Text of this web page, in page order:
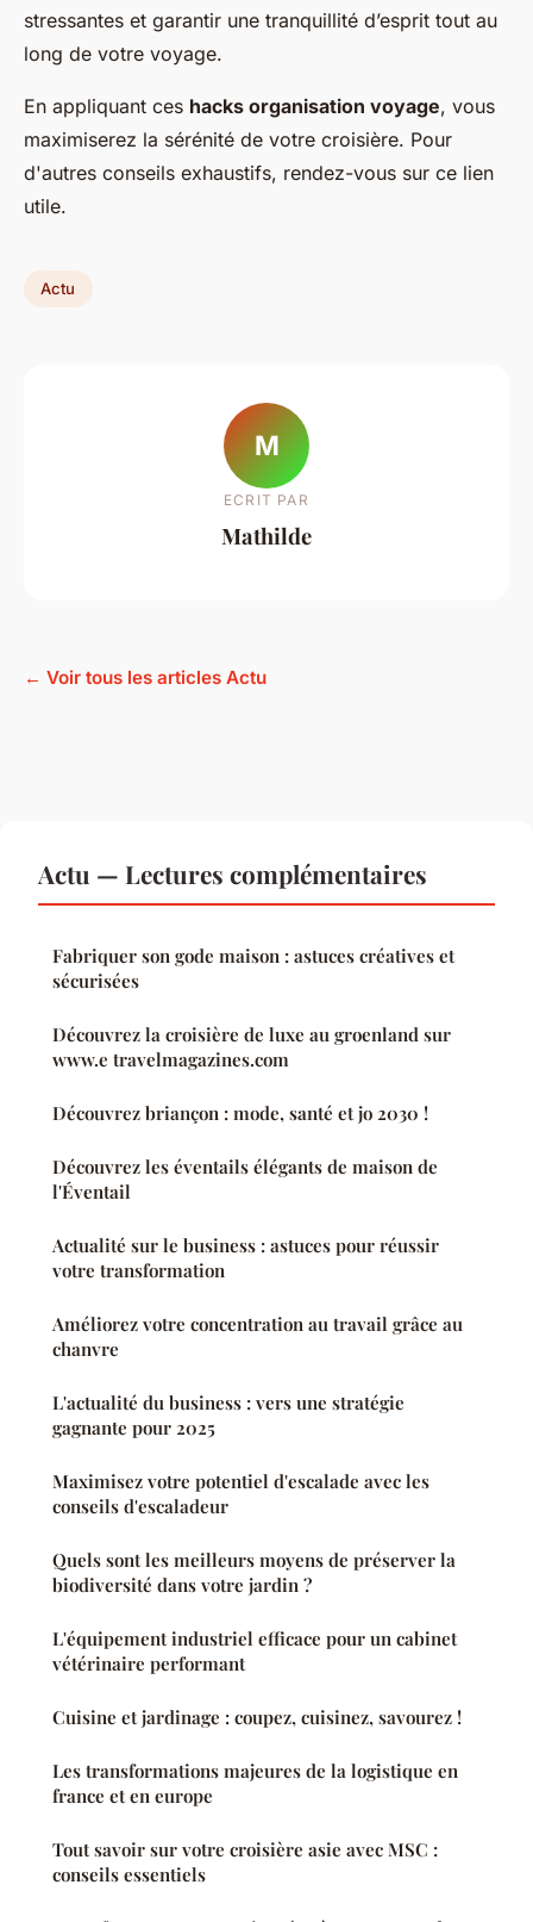
stressantes et garantir une tranquillité d’esprit tout au
long de votre voyage.
En appliquant ces hacks organisation voyage, vous
maximiserez la sérénité de votre croisière. Pour
d'autres conseils exhaustifs, rendez-vous sur ce lien
utile.
Actu
M
ECRIT PAR
Mathilde
← Voir tous les articles Actu
Actu — Lectures complémentaires
Fabriquer son gode maison : astuces créatives et
sécurisées
Découvrez la croisière de luxe au groenland sur
www.e travelmagazines.com
Découvrez briançon : mode, santé et jo 2030 !
Découvrez les éventails élégants de maison de
l'Éventail
Actualité sur le business : astuces pour réussir
votre transformation
Améliorez votre concentration au travail grâce au
chanvre
L'actualité du business : vers une stratégie
gagnante pour 2025
Maximisez votre potentiel d'escalade avec les
conseils d'escaladeur
Quels sont les meilleurs moyens de préserver la
biodiversité dans votre jardin ?
L'équipement industriel efficace pour un cabinet
vétérinaire performant
Cuisine et jardinage : coupez, cuisinez, savourez !
Les transformations majeures de la logistique en
france et en europe
Tout savoir sur votre croisière asie avec MSC :
conseils essentiels